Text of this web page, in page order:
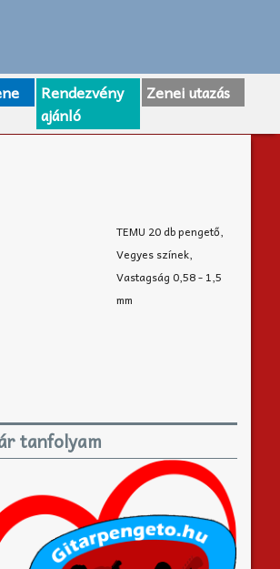
Rendezvény
ajánló
Zenei utazás
TEMU 20 db pengető,
Vegyes színek,
Vastagság 0,58 - 1,5
mm
tanfolyam